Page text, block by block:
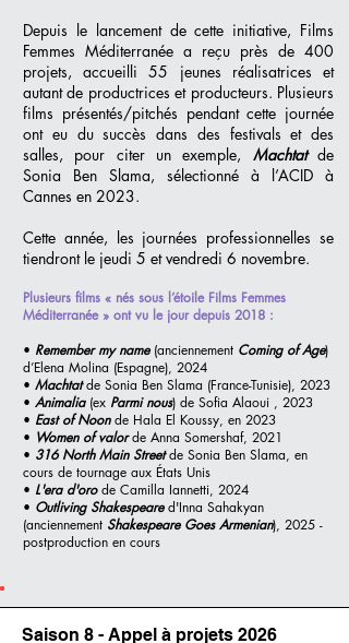
Depuis le lancement de cette initiative, Films
Femmes Méditerranée a reçu près de 400
projets, accueilli 55 jeunes réalisatrices et
autant de productrices et producteurs. Plusieurs
films présentés/pitchés pendant cette journée
ont eu du succès dans des festivals et des
salles, pour citer un exemple, Machtatde
Sonia Ben Slama, sélectionné à l’ACID à
Cannes en 2023.
Cette année, les journées professionnelles se
tiendront le jeudi 5 et vendredi 6 novembre.
Plusieurs films « nés sous l’étoile Films Femmes
Méditerranée » ont vu le jour depuis 2018 :
• Remember my name(anciennement Coming of Age)
d’Elena Molina (Espagne), 2024
• Machtatde Sonia Ben Slama (France-Tunisie), 2023
• Animalia (ex Parmi nous) de Sofia Alaoui , 2023
• East of Noonde Hala El Koussy, en 2023
• Women of valorde Anna Somershaf, 2021
• 316 North Main Streetde Sonia Ben Slama, en
cours de tournage aux États Unis
• L'era d'orode Camilla Iannetti, 2024
• Outliving Shakespeared'Inna Sahakyan
(anciennement Shakespeare Goes Armenian), 2025 -
postproduction en cours
Saison 8 - Appel à projets 2026